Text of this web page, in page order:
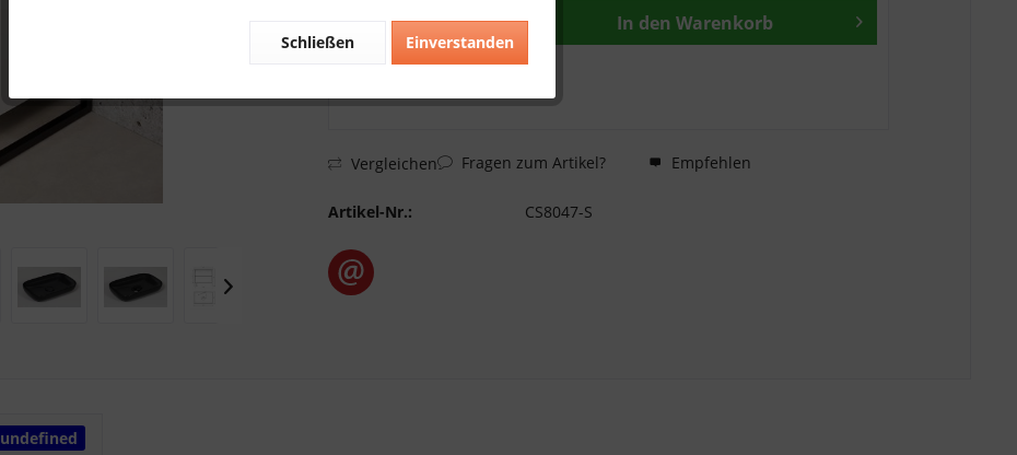
In den Warenkorb
Vergleichen Fragen zum Artikel? Empfehlen
Artikel-Nr.: CS8047-S
undefined
Einverstanden
Schließen